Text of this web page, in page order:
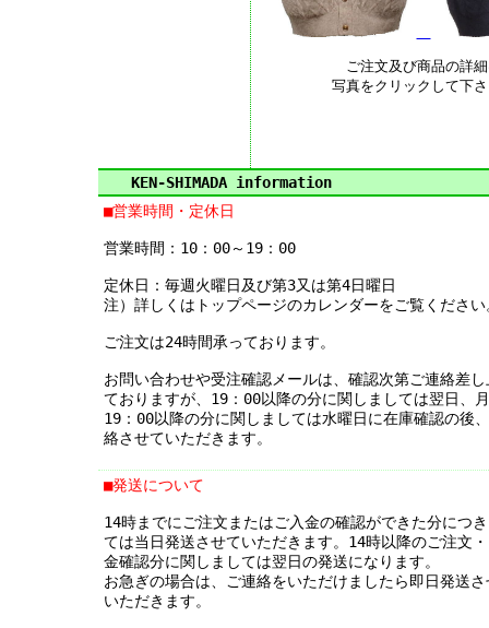
ご注文及び商品の詳
写真をクリックして下
KEN-SHIMADA information
■営業時間・定休日
営業時間：10：00～19：00
定休日：毎週火曜日及び第3又は第4日曜日
注）詳しくはトップページのカレンダーをご覧ください
ご注文は24時間承っております。
お問い合わせや受注確認メールは、確認次第ご連絡差し
ておりますが、19：00以降の分に関しましては翌日、
19：00以降の分に関しましては水曜日に在庫確認の後
絡させていただきます。
■発送について
14時までにご注文またはご入金の確認ができた分につ
ては当日発送させていただきます。14時以降のご注文
金確認分に関しましては翌日の発送になります。
お急ぎの場合は、ご連絡をいただけましたら即日発送さ
いただきます。